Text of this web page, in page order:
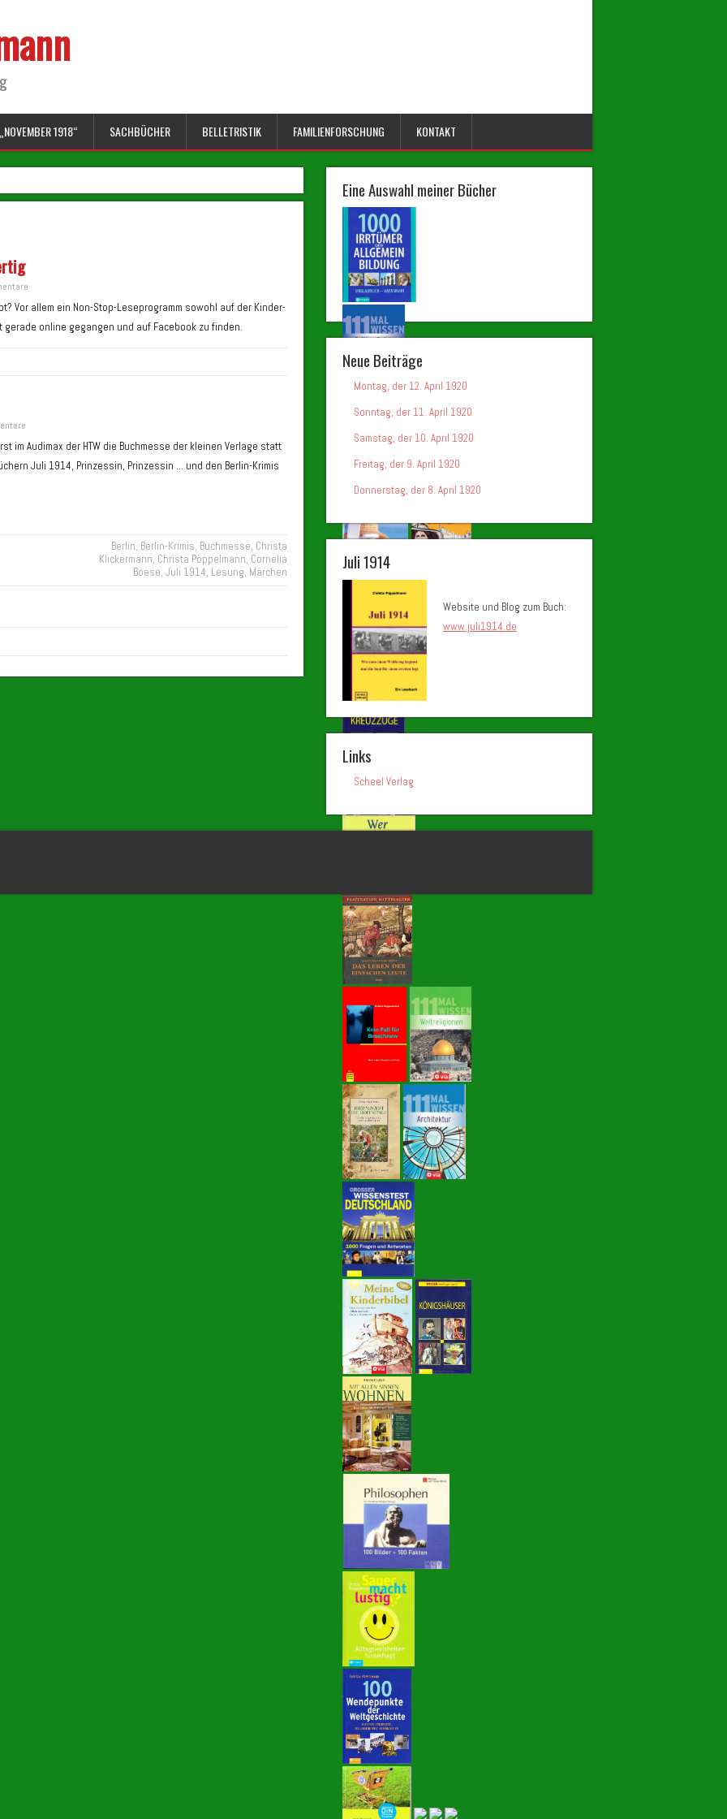
1918“ SACHBÜCHER BELLETRISTIK FAMILIENFORSCHUNG KONTAKT
Vor allem ein Non-Stop-Leseprogramm sowohl auf der Kinder-
online gegangen und auf Facebook zu finden.
im Audimax der HTW die Buchmesse der kleinen Verlage statt
Juli 1914, Prinzessin, Prinzessin … und den Berlin-Krimis
Berlin, Berlin-Krimis, Buchmesse, Christa
Klickermann, Christa Pöppelmann, Cornelia
Boese, Juli 1914, Lesung, Märchen
Eine Auswahl meiner Bücher
Neue Beiträge
Montag, der 12. April 1920
Sonntag, der 11. April 1920
Samstag, der 10. April 1920
Freitag, der 9. April 1920
Donnerstag, der 8. April 1920
Juli 1914
Website und Blog zum Buch:
www.juli1914.de
Links
Scheel Verlag